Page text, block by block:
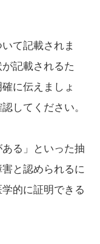
て記載されま
記載されるた
に伝えましょ
してください。
ある」といった抽
と認められるに
的に証明できる